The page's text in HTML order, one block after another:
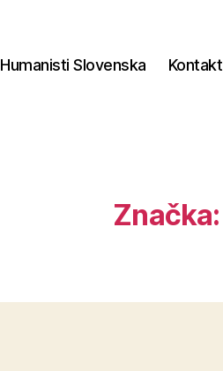
Humanisti Slovenska Kontakt
Značka: